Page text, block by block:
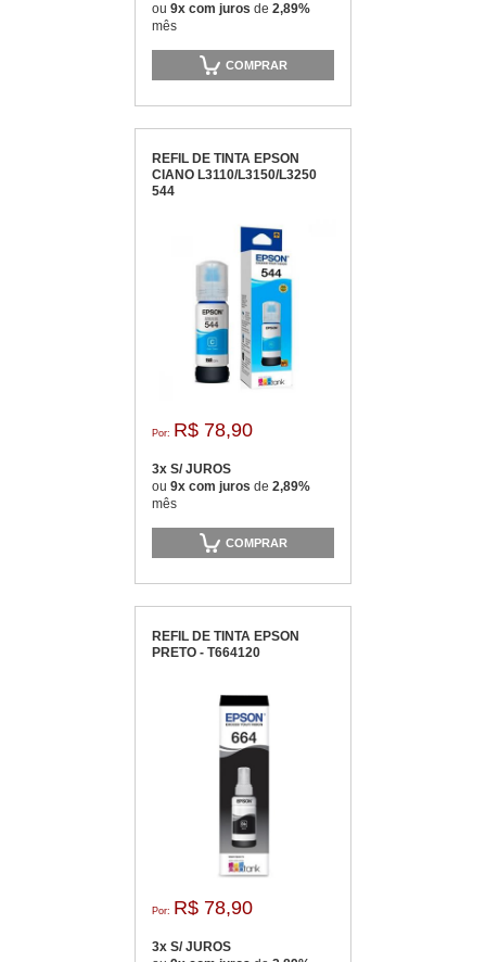
ou 9x com juros de 2,89%
mês
COMPRAR
REFIL DE TINTA EPSON
CIANO L3110/L3150/L3250
544
Por: R$ 78,90
3x S/ JUROS
ou 9x com juros de 2,89%
mês
COMPRAR
REFIL DE TINTA EPSON
PRETO - T664120
Por: R$ 78,90
3x S/ JUROS